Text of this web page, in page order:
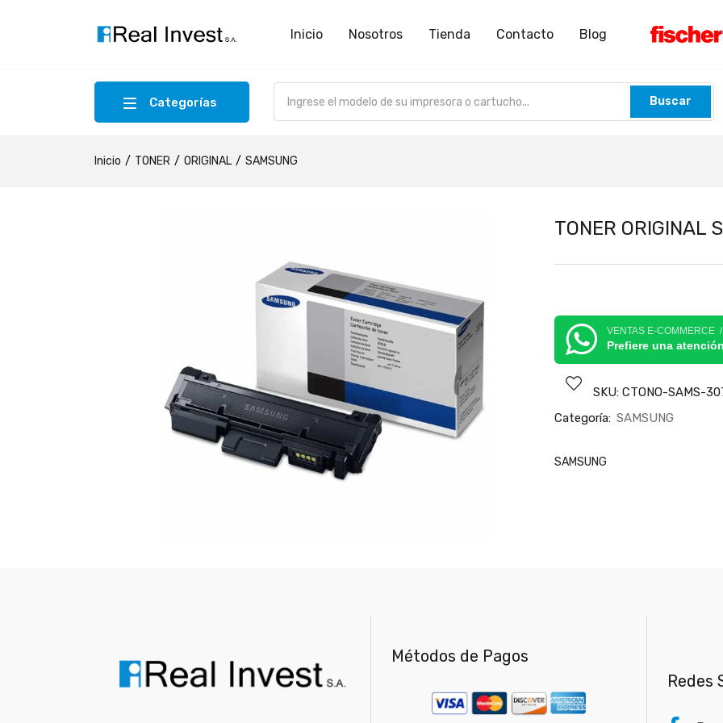
Inicio Nosotros Tienda Contacto Blog
Categorías Buscar
Inicio TONER ORIGINAL SAMSUNG
TONER ORIGINAL
VENTAS E-COMMERCE
Prefiere una
SKU: CTONO-SAMS-
Categoría: SAMSUNG
SAMSUNG
Métodos de Pagos
Redes